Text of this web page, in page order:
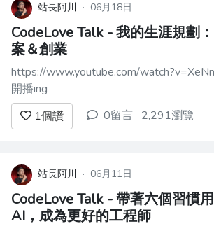
站長阿川 · 06月18日
CodeLove Talk - 我的生涯規劃
案＆創業
https://www.youtube.com/
開播ing
1個讚 0留言 2,291瀏覽
站長阿川 · 06月11日
CodeLove Talk - 帶著六個習慣用
AI，成為更好的工程師